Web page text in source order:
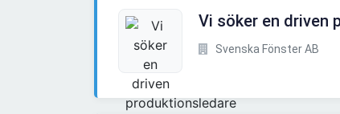
Vi söker en driven
Svenska Fönster AB